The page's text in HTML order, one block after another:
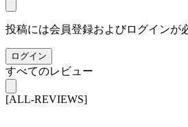
投稿には会員登録およびログインが
ログイン
すべてのレビュー
[ALL-REVIEWS]